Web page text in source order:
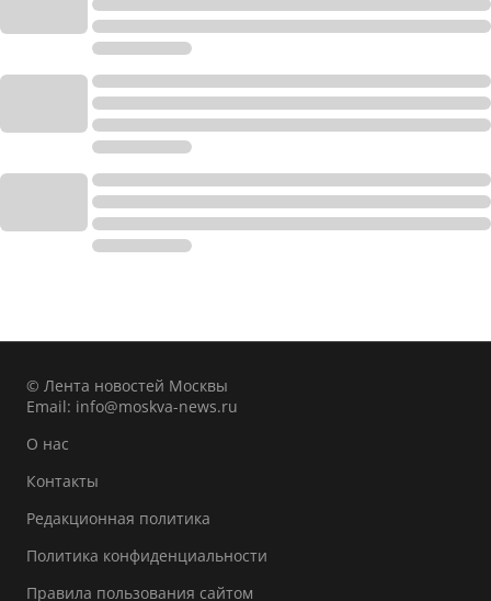
© Лента новостей Москвы
Email: info@moskva-news.ru
О нас
Контакты
Редакционная политика
Политика конфиденциальности
Правила пользования сайтом